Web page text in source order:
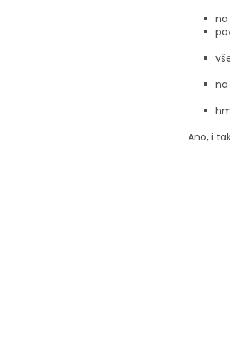
Ano, i